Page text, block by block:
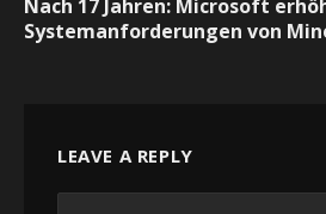
Nach 17 Jahren: Microsoft
Systemanforderungen von
LEAVE A REPLY